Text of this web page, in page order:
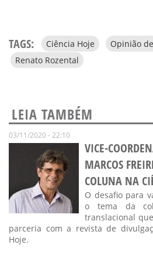
TAGS: Ciência Hoje
Opinião
Renato Rozental
LEIA TAMBÉM
03/11/2020 - 22:10
VICE-
MARCOS
COLUNA NA
O desafio para
o tema da
translacional
parceria com a revista de
Hoje.